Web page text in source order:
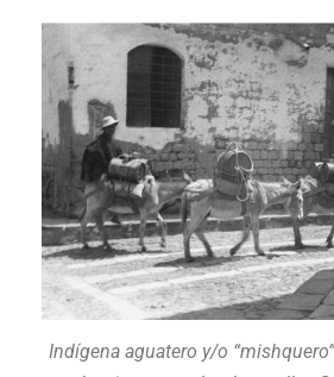
Indígena aguatero y/o